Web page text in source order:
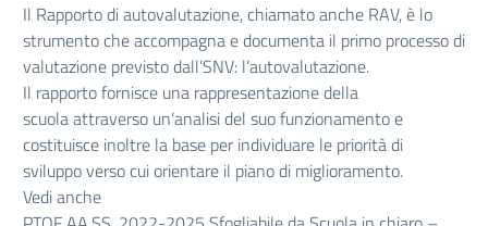
Il Rapporto di autovalutazione, chiamato anche RAV, è lo
strumento che accompagna e documenta il primo processo di
valutazione previsto dall’SNV: l’autovalutazione.
Il rapporto fornisce una rappresentazione della
scuola attraverso un’analisi del suo funzionamento e
costituisce inoltre la base per individuare le priorità di
sviluppo verso cui orientare il piano di miglioramento.
Vedi anche